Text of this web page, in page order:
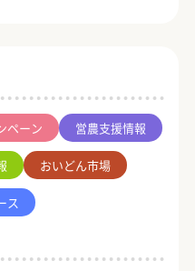
ペーン 営農支援情報
おいどん市場
ス